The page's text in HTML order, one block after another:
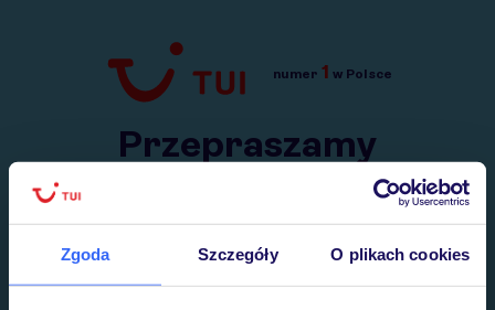
Zgoda Szczegóły O plikach cookies
Przejdź do TUI.pl
numer 1 w Polsce
Przepraszamy
Wysłaliśmy nasz serwis na krótkie wakacje.